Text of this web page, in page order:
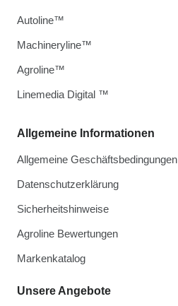
Allgemeine Informationen
Allgemeine Geschäftsbedingungen
Datenschutzerklärung
Sicherheitshinweise
Agroline Bewertungen
Markenkatalog
Unsere Angebote
Autoline™
Machineryline™
Agroline™
Linemedia Digital ™